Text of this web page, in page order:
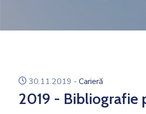
icon
30.11.2019 - Carieră
2019 - Bibliografie